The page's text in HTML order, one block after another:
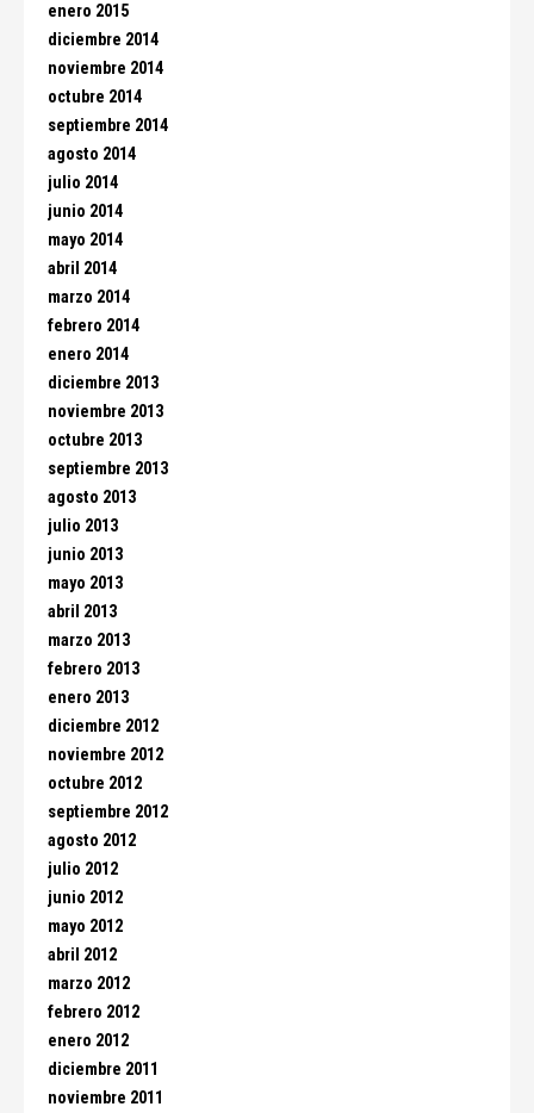
enero 2015
diciembre 2014
noviembre 2014
octubre 2014
septiembre 2014
agosto 2014
julio 2014
junio 2014
mayo 2014
abril 2014
marzo 2014
febrero 2014
enero 2014
diciembre 2013
noviembre 2013
octubre 2013
septiembre 2013
agosto 2013
julio 2013
junio 2013
mayo 2013
abril 2013
marzo 2013
febrero 2013
enero 2013
diciembre 2012
noviembre 2012
octubre 2012
septiembre 2012
agosto 2012
julio 2012
junio 2012
mayo 2012
abril 2012
marzo 2012
febrero 2012
enero 2012
diciembre 2011
noviembre 2011